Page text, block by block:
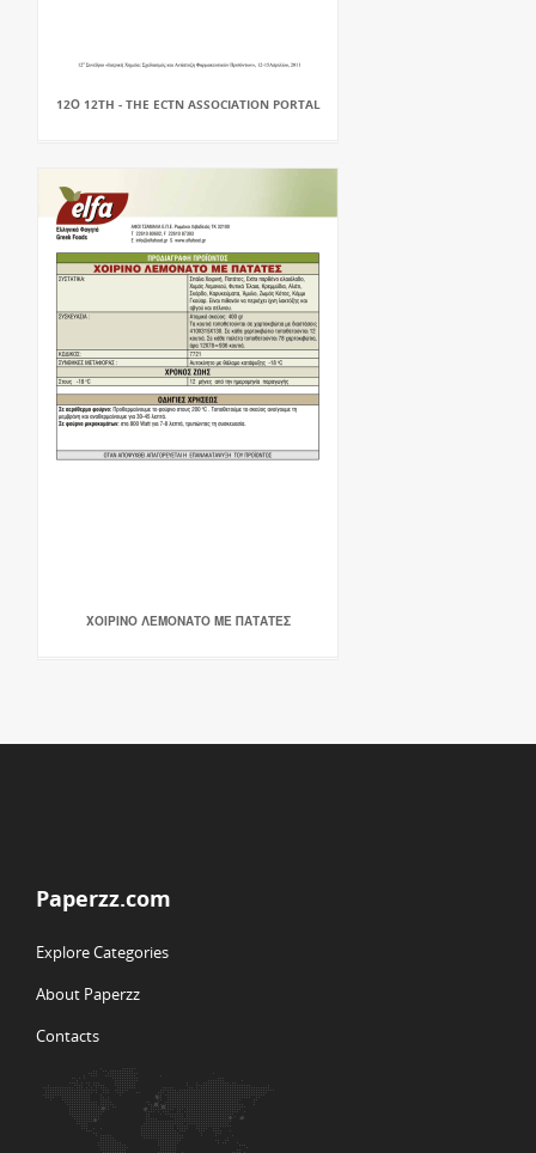
12Ο 12TH - THE ECTN ASSOCIATION PORTAL
ΧΟΙΡΙΝΟ ΛΕΜΟΝΑΤΟ ΜΕ ΠΑΤΑΤΕΣ
Paperzz.com
Explore Categories
About Paperzz
Contacts